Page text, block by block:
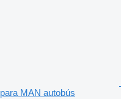
para MAN autobús